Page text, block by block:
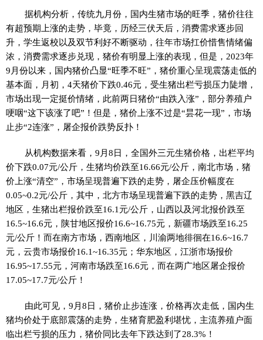
据机构分析，传统九月份，国内生猪市场的旺季，猪价往往
有超预期上涨的走势，毕竟，历经三伏天后，消费需求逐步回
升，学生返校以及双节利好不断驱动，往年市场扛价惜售情绪偏
浓，消费需求逐步兑现，猪价有明显上涨的表现，但是，2023年
9月份以来，国内猪价凸显“旺季不旺”，猪价重心呈现震荡走低的
基本面，月初，4天猪价下跌0.46元，受生猪出栏亏损压力陡增，
市场出现一定挺价情绪，此前两日猪价“由跌入涨”，部分养殖户
哽咽“这下该涨了吧”！但是，猪价上涨不过是“昙花一现”，市场
止步“2连涨”，屠企报价跌势反扑！
从机构数据来看，9月8日，全国外三元生猪价格 ，出栏平均
价下跌0.07元/公斤，生猪均价跌至16.66元/公斤，南北市场，猪
价上涨“清空”，市场呈现普遍下跌的走势，屠企压价幅度在
0.05~0.2元/公斤，其中，北方市场呈现普遍下跌的走势，黑吉辽
地区，生猪出栏报价跌至16.1元/公斤，山西以及河北报价跌至
16.5~16.6元，陕甘地区报价16.6~16.75元，新疆市场跌至16.25
元/公斤！而在南方市场，西南地区，川渝两地徘徊在16.6~16.7
元，云贵市场报价16.1~16.35元；华东地区，江浙市场报价
16.95~17.55元，河南市场跌至16.6元，而在两广地区屠企报价
17.05~17.7元/公斤！
由此可见，9月8日，猪价止步连涨，价格再次走低，国内生
猪均价处于底部震荡的走势，生猪育肥盈利堪忧，主流养殖户面
临出栏亏损的压力，猪价同比去年下跌达到了28.3%！